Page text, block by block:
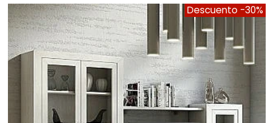
Descuento -30%